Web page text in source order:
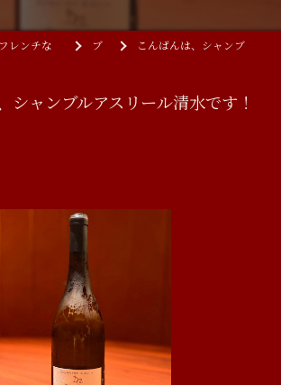
大分県大分市のフレンチならCHAMBRE A SOURIRE ブログ こんばんは、シャンブルアスリール清水です！
シャンブルアスリール清水です！